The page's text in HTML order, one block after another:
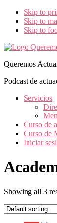
Skip to
Skip to
Skip to
Queremos
Podcast de
Servicios
Curso de
Curso de
Iniciar
Showing all 3